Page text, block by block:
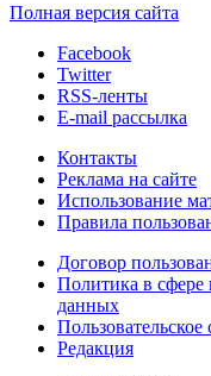
Полная версия сайта
Facebook
Twitter
RSS-ленты
E-mail рассылка
Контакты
Реклама на сайте
Использование
Правила
Договор
Политика в сфере
данных
Пользовательское
Редакция